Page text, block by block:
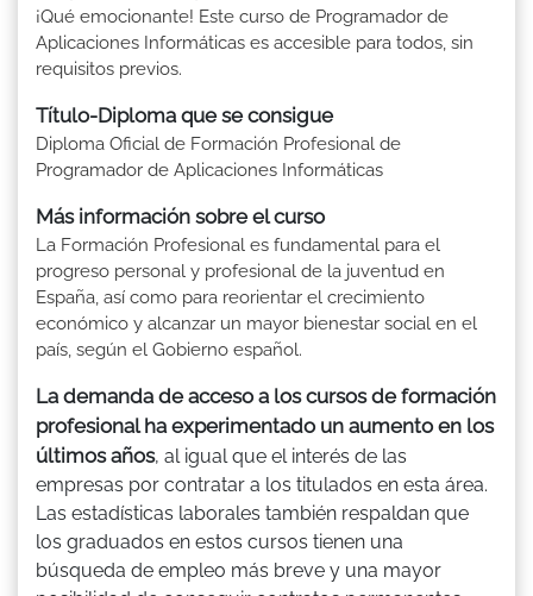
¡Qué emocionante! Este curso de Programador de
Aplicaciones Informáticas es accesible para todos, sin
requisitos previos.
Título-Diploma que se consigue
Diploma Oficial de Formación Profesional de
Programador de Aplicaciones Informáticas
Más información sobre el curso
La Formación Profesional es fundamental para el
progreso personal y profesional de la juventud en
España, así como para reorientar el crecimiento
económico y alcanzar un mayor bienestar social en el
país, según el Gobierno español.
La demanda de acceso a los cursos de formación
profesional ha experimentado un aumento en los
últimos años, al igual que el interés de las
empresas por contratar a los titulados en esta área.
Las estadísticas laborales también respaldan que
los graduados en estos cursos tienen una
búsqueda de empleo más breve y una mayor